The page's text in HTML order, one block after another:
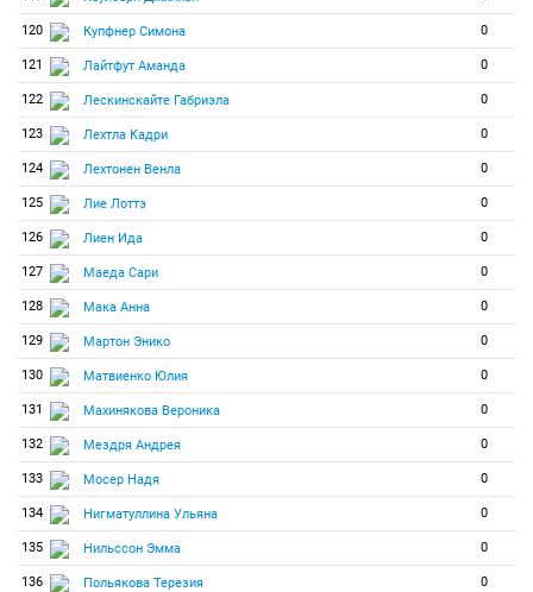
120 Купфнер Симона 0
121 Лайтфут Аманда 0
122 Лескинскайте Габриэла 0
123 Лехтла Кадри 0
124 Лехтонен Венла 0
125 Лие Лоттэ 0
126 Лиен Ида 0
127 Маеда Сари 0
128 Мака Анна 0
129 Мартон Энико 0
130 Матвиенко Юлия 0
131 Махинякова Вероника 0
132 Мездря Андрея 0
133 Мосер Надя 0
134 Нигматуллина Ульяна 0
135 Нильссон Эмма 0
136 Польякова Терезия 0